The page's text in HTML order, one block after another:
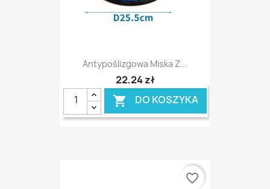
Antypoślizgowa Miska Z...
22,24 zł
 DO KOSZYKA
favorite_border